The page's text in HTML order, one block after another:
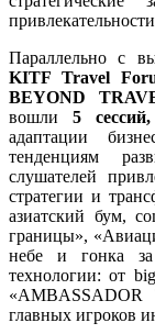
Параллельно с
KITF Travel
BEYOND
вошли5
адаптации
тенденциям
слушателей
стратегии и
азиатский бум,
границы»,
небе и гонка за
технологии: от
«AMBASSADOR
главных игроков